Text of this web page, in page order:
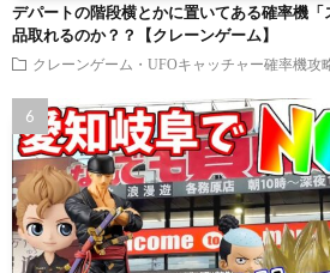
デパートの階段横とかに置いてある確率機
品取れるのか？？【クレーンゲーム】
クレーンゲーム・UFOキャッチャー確率機攻